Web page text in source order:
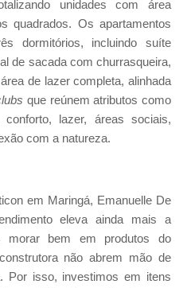
unidades com área
quadrados. Os apartamentos
dormitórios, incluindo suíte
de sacada com churrasqueira,
de lazer completa, alinhada
que reúnem atributos como
conforto, lazer, áreas sociais,
com a natureza.
em Maringá, Emanuelle De
eleva ainda mais a
morar bem em produtos do
não abrem mão de
Por isso, investimos em itens